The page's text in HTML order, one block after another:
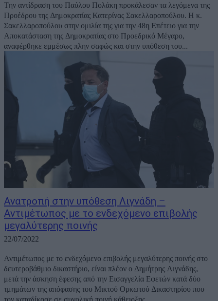
Tην αντίδραση του Παύλου Πολάκη προκάλεσαν τα λεγόμενα της
Προέδρου της Δημοκρατίας Κατερίνας Σακελλαροπούλου. Η κ.
Σακελλαροπούλου στην ομιλία της για την 48η Επέτειο για την
Αποκατάσταση της Δημοκρατίας στο Προεδρικό Μέγαρο,
αναφέρθηκε εμμέσως πλην σαφώς και στην υπόθεση του...
Ανατροπή στην υπόθεση Λιγνάδη –
Αντιμέτωπος με το ενδεχόμενο επιβολής
μεγαλύτερης ποινής
22/07/2022
Αντιμέτωπος με το ενδεχόμενο επιβολής μεγαλύτερης ποινής στο
δευτεροβάθμιο δικαστήριο, είναι πλέον ο Δημήτρης Λιγνάδης,
μετά την άσκηση έφεσης από την Εισαγγελία Εφετών κατά δύο
τμημάτων της απόφασης του Μικτού Ορκωτού Δικαστηρίου που
τον καταδίκασε σε συνολική ποινή κάθειρξης...